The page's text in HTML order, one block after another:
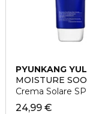
PYUNKANG YUL
MOISTURE
Crema Solare
24,99 €